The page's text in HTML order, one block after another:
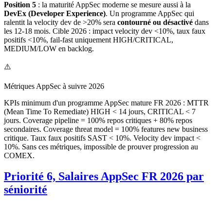
Position 5 : la maturité AppSec moderne se mesure aussi à la
DevEx (Developer Experience). Un programme AppSec qui
ralentit la velocity dev de >20% sera contourné ou désactivé dans
les 12-18 mois. Cible 2026 : impact velocity dev <10%, taux faux
positifs <10%, fail-fast uniquement HIGH/CRITICAL,
MEDIUM/LOW en backlog.
⚠️
Métriques AppSec à suivre 2026
KPIs minimum d'un programme AppSec mature FR 2026 : MTTR
(Mean Time To Remediate) HIGH < 14 jours, CRITICAL < 7
jours. Coverage pipeline = 100% repos critiques + 80% repos
secondaires. Coverage threat model = 100% features new business
critique. Taux faux positifs SAST < 10%. Velocity dev impact <
10%. Sans ces métriques, impossible de prouver progression au
COMEX.
Priorité 6, Salaires AppSec FR 2026 par
séniorité